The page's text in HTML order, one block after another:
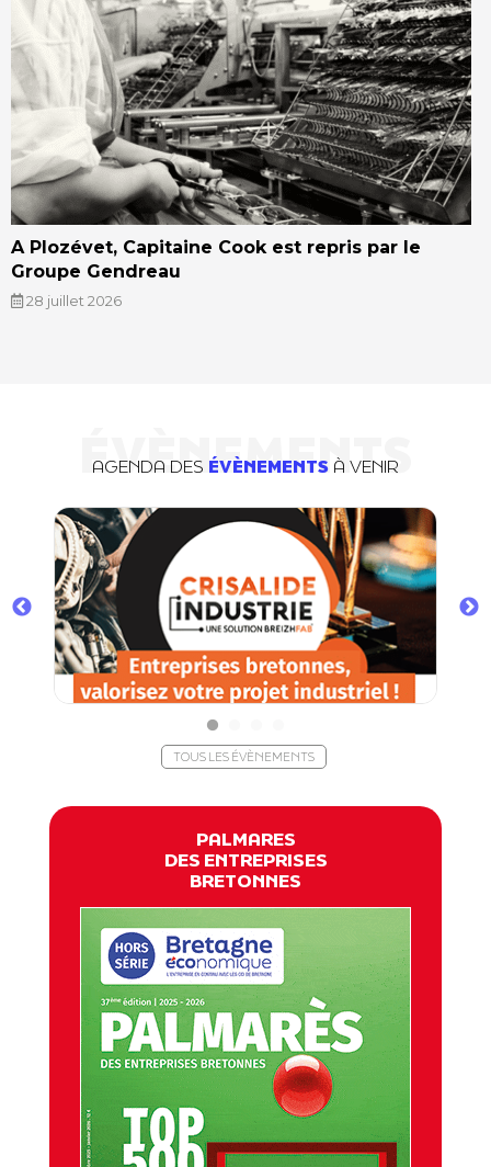
A Plozévet, Capitaine Cook est repris par le
Groupe Gendreau
28 juillet 2026
ÉVÈNEMENTS
AGENDA DES ÉVÈNEMENTS À VENIR
TOUS LES ÉVÈNEMENTS
PALMARES
DES ENTREPRISES
BRETONNES